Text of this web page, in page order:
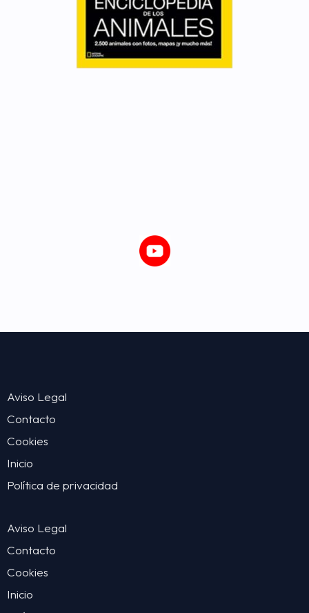
Aviso Legal
Contacto
Cookies
Inicio
Política de privacidad
Aviso Legal
Contacto
Cookies
Inicio